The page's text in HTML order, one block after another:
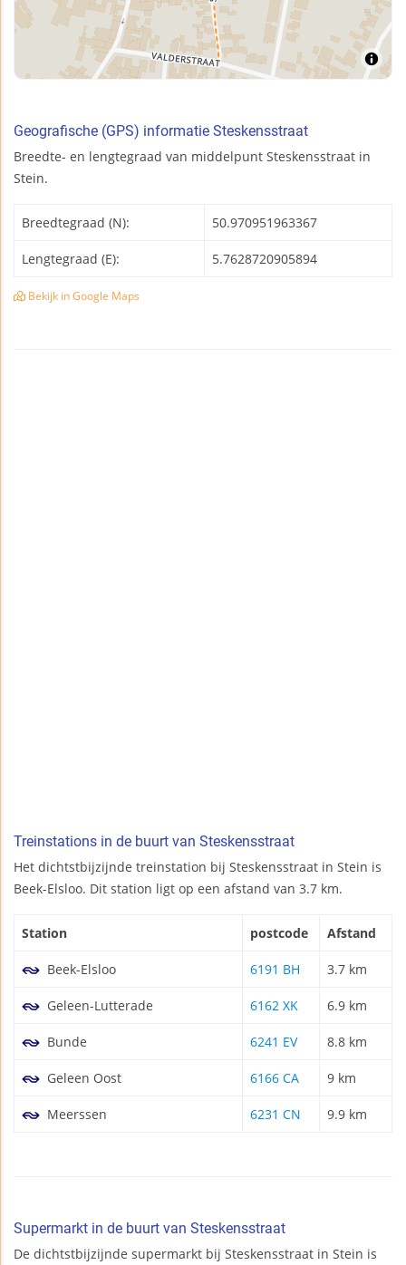
Geografische (GPS) informatie Steskensstraat
Breedte- en lengtegraad van middelpunt Steskensstraat in
Stein.
Breedtegraad (N): 50.970951963367
Lengtegraad (E): 5.7628720905894
Bekijk in Google Maps
Treinstations in de buurt van Steskensstraat
Het dichtstbijzijnde treinstation bij Steskensstraat in Stein is
Beek-Elsloo. Dit station ligt op een afstand van 3.7 km.
Station postcode Afstand
Beek-Elsloo 6191 BH 3.7 km
Geleen-Lutterade 6162 XK 6.9 km
Bunde 6241 EV 8.8 km
Geleen Oost 6166 CA 9 km
Meerssen 6231 CN 9.9 km
Supermarkt in de buurt van Steskensstraat
De dichtstbijzijnde supermarkt bij Steskensstraat in Stein is